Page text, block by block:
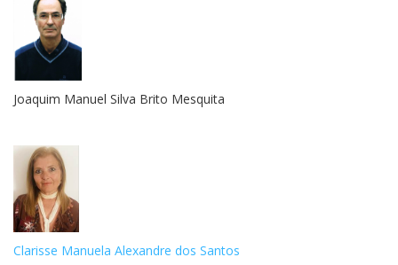
Joaquim Manuel Silva Brito Mesquita
Clarisse Manuela Alexandre dos Santos